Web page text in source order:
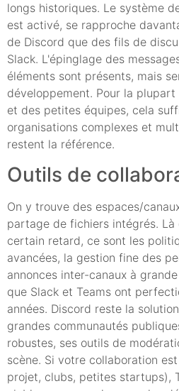
longs historiques. Le système
est activé, se rapproche
de Discord que des fils de
Slack. L'épinglage des
éléments sont présents, mais
développement. Pour la
et des petites équipes, cela
organisations complexes et
restent la référence.
Outils de
On y trouve des espaces/
partage de fichiers intégrés. Là
certain retard, ce sont les
avancées, la gestion fine des
annonces inter-canaux à
que Slack et Teams ont
années. Discord reste la
grandes communautés
robustes, ses outils de
scène. Si votre collaboration
projet, clubs, petites startups),